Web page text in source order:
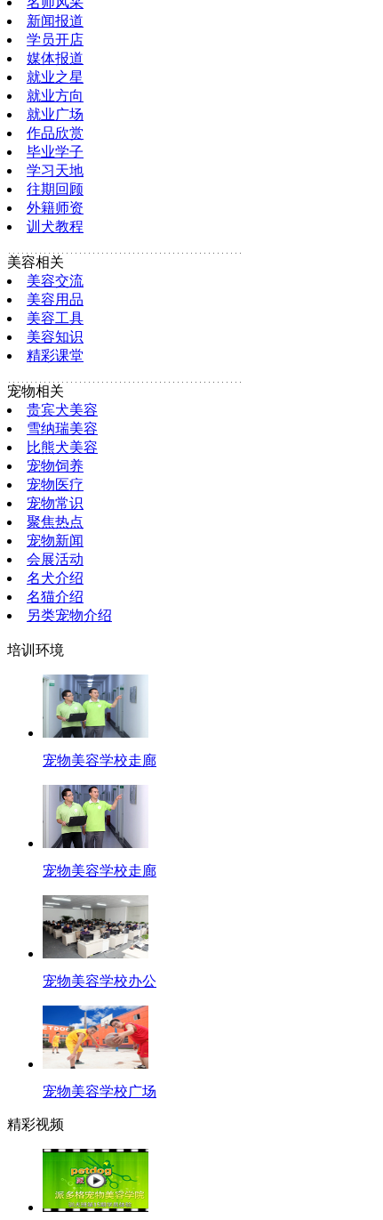
新闻报道
学员开店
媒体报道
就业之星
就业方向
就业广场
作品欣赏
毕业学子
学习天地
往期回顾
外籍师资
训犬教程
美容相关
美容交流
美容用品
美容工具
美容知识
精彩课堂
宠物相关
贵宾犬美容
雪纳瑞美容
比熊犬美容
宠物饲养
宠物医疗
宠物常识
聚焦热点
宠物新闻
会展活动
名犬介绍
名猫介绍
另类宠物介绍
培训环境
宠物美容学校走廊
宠物美容学校走廊
宠物美容学校办公
宠物美容学校广场
精彩视频